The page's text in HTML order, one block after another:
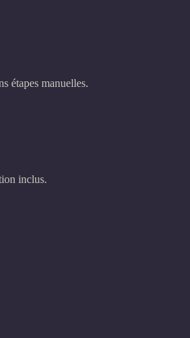
étapes manuelles.
inclus.